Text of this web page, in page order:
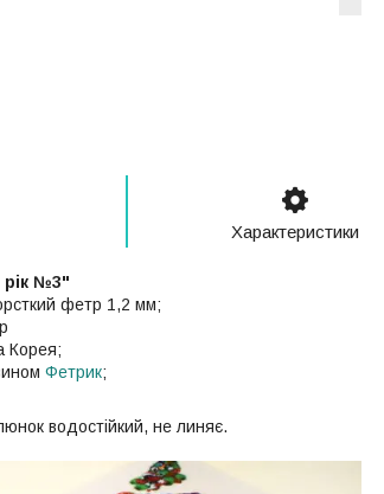
Характеристики
№3"
фетр 1,2 мм;
Корея;
Фетрик;
водостійкий, не линяє.